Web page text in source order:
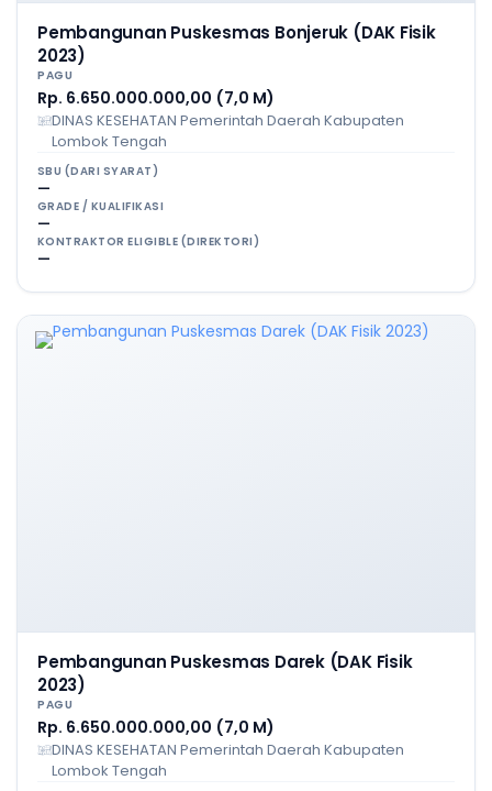
Pembangunan Puskesmas Bonjeruk (DAK Fisik
2023)
PAGU
Rp. 6.650.000.000,00 (7,0 M)
DINAS KESEHATAN Pemerintah Daerah Kabupaten
Lombok Tengah
SBU (DARI SYARAT)
—
GRADE / KUALIFIKASI
—
KONTRAKTOR ELIGIBLE (DIREKTORI)
—
Pembangunan Puskesmas Darek (DAK Fisik
2023)
PAGU
Rp. 6.650.000.000,00 (7,0 M)
DINAS KESEHATAN Pemerintah Daerah Kabupaten
Lombok Tengah